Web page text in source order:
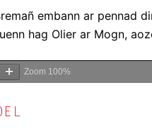
embann ar pennad
hag Olier ar Mogn,
Zoom 100%